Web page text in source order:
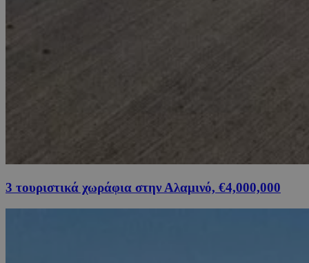
3 τουριστικά χωράφια στην Αλαμινό, €4,000,000